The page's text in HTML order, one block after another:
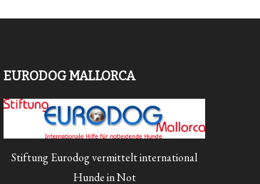
EURODOG MALLORCA
Stiftung Eurodog vermittelt international
Hunde in Not